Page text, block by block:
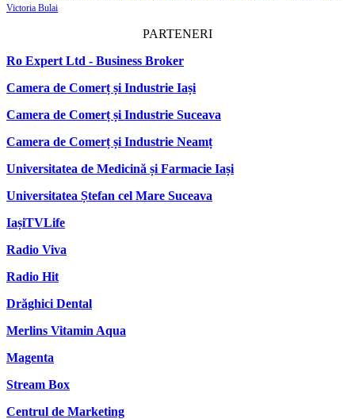
Victoria Bulai
PARTENERI
Ro Expert Ltd - Business Broker
Camera de Comerț și Industrie Iași
Camera de Comerț și Industrie Suceava
Camera de Comerț și Industrie Neamț
Universitatea de Medicină și Farmacie Iași
Universitatea Ștefan cel Mare Suceava
IașiTVLife
Radio Viva
Radio Hit
Drăghici Dental
Merlins Vitamin Aqua
Magenta
Stream Box
Centrul de Marketing